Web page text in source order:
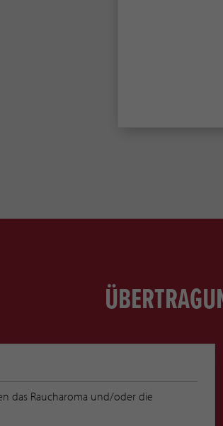
das Raucharoma und/oder die